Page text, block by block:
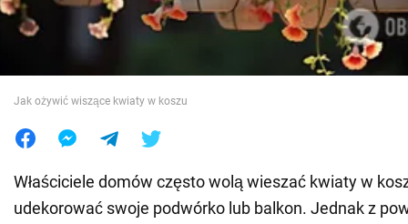
Jedzenie
Jak ożywić wiszące kwiaty w koszu
Właściciele domów często wolą wieszać kwiaty w
udekorować swoje podwórko lub balkon. Jednak z